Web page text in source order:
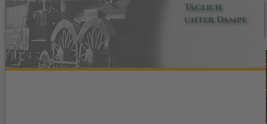
Täglich
unter Dampf